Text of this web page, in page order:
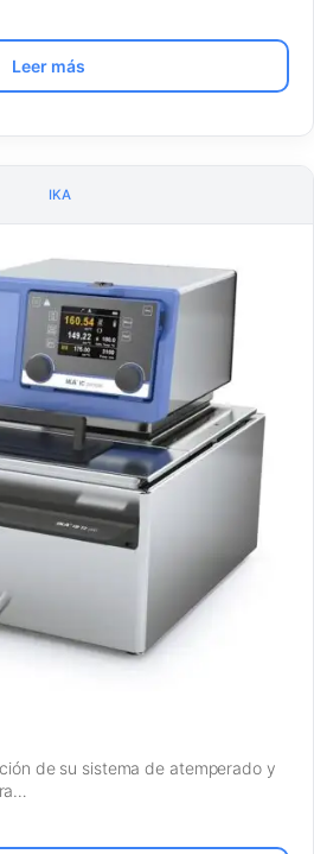
Leer más
IKA
de su sistema de atemperado y